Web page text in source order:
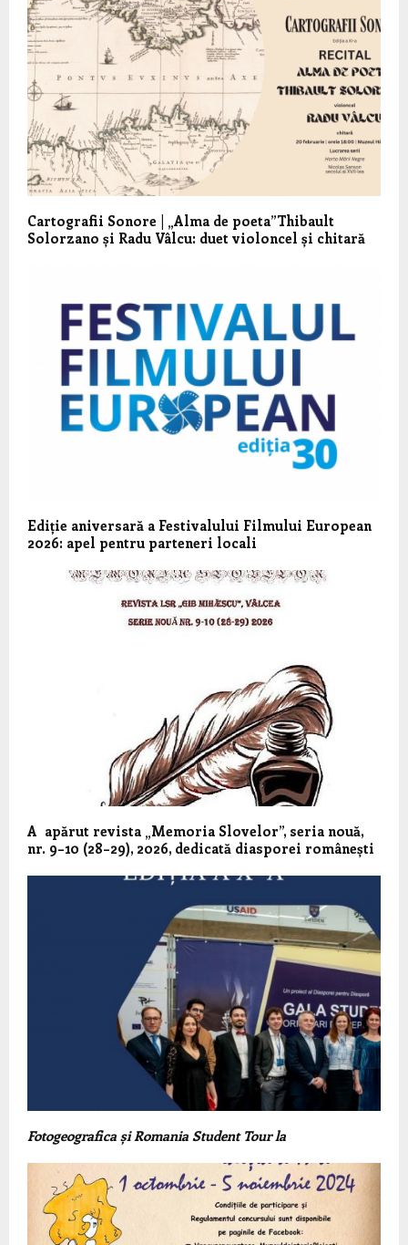
Cartografii Sonore | „Alma de poeta”Thibault
Solorzano și Radu Vâlcu: duet violoncel și chitară
Ediție aniversară a Festivalului Filmului European
2026: apel pentru parteneri locali
A apărut revista „Memoria Slovelor”, seria nouă,
nr. 9–10 (28–29), 2026, dedicată diasporei românești
Fotogeografica și Romania Student Tour la